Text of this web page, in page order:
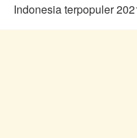
Indonesia terpopuler